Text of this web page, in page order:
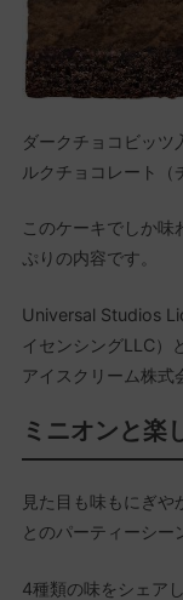
ダークチョコビッツ
ルクチョコレート（
このケーキでしか味
ぷりの内容です。
Universal Studios
イセンシングLLC）
アイスクリーム株式
ミニオンと楽
見た目も味もにぎや
とのパーティーシ
4種類の味をシェア